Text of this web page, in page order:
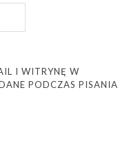
I WITRYNĘ W
PODCZAS PISANIA